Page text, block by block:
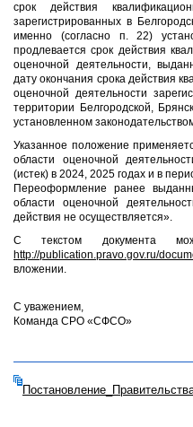
срок действия
зарегистрированных в
именно (согласно п. 22)
продлевается срок действия
оценочной деятельности,
дату окончания срока действия
оценочной деятельности
территории Белгородской,
установленном
Указанное положение
области оценочной
(истек) в 2024, 2025 годах и в
Переоформление ранее
области оценочной
действия не осуществляется».
С текстом документа
http://publication.pravo.gov.ru/
вложении.
С уважением,
Команда СРО «СФСО»